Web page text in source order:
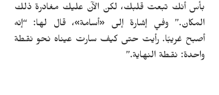
بأس أنك تبعت قلبك، لكن الآن عليك مغادرة ذلك
المكان.” وفي إشارة إلى «أسامة»، قال لها: “إنه
أصبح غريبًا. رأيت حتى كيف سارت عيناه نحو نقطة
واحدة: نقطة النهاية.”